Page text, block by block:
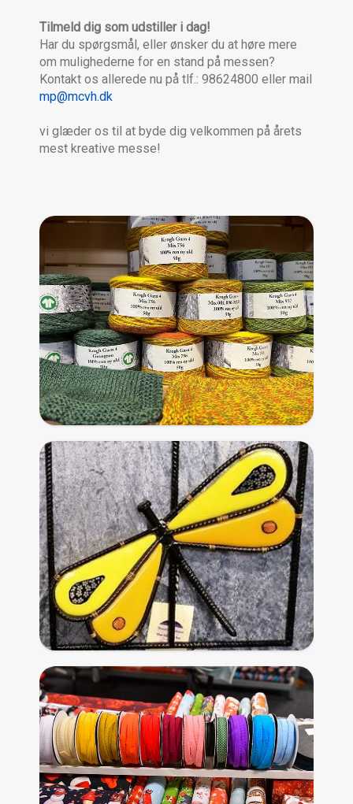
Tilmeld dig som udstiller i dag!
Har du spørgsmål, eller ønsker du at høre mere
om mulighederne for en stand på messen?
Kontakt os allerede nu på tlf.: 98624800 eller mail
mp@mcvh.dk
vi glæder os til at byde dig velkommen på årets
mest kreative messe!